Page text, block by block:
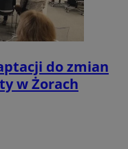
do zmian
w Żorach
prawidłowo